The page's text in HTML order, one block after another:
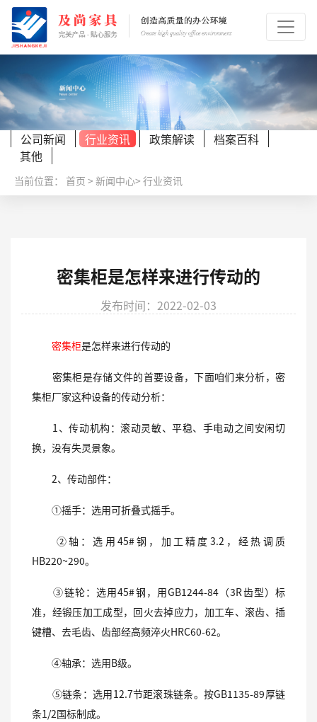
公司新闻 行业资讯 政策解读
档案百科
其他
当前位置： 首页 > 新闻中心> 行业资讯
密集柜是怎样来进行传动的
发布时间：2022-02-03
密集柜是怎样来进行传动的
密集柜是存储文件的首要设备，下面咱们来分析，密
集柜厂家这种设备的传动分析：
1、传动机构：滚动灵敏、平稳、手电动之间安闲切
换，没有失灵景象。
2、传动部件：
①摇手：选用可折叠式摇手。
②轴：选用45#钢，加工精度3.2，经热调质
HB220~290。
③链轮：选用45#钢，用GB1244-84（3R齿型）标
准，经锻压加工成型，回火去掉应力，加工车、滚齿、插
键槽、去毛齿、齿部经高频淬火HRC60-62。
④轴承：选用B级。
⑤链条：选用12.7节距滚珠链条。按GB1135-89厚链
条1/2国标制成。